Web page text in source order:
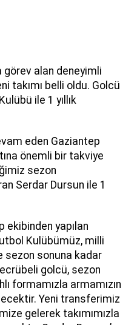
alan deneyimli
takımı belli oldu. Golcü
ile 1 yıllık
eden Gaziantep
önemli bir takviye
sezon
Serdar Dursun ile 1
yapılan
Kulübümüz, milli
sezon sonuna kadar
golcü, sezon
formamızla armamızın
Yeni transferimiz
gelerek takımımızla